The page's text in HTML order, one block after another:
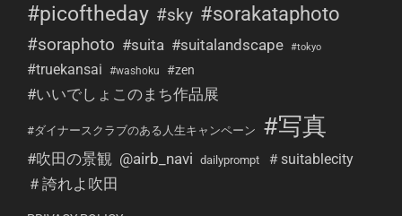
#picoftheday #sky #sorakataphoto
#soraphoto #suita #suitalandscape #tokyo
#truekansai #washoku #zen
#いいでしょこのまち作品展
#ダイナースクラブのある人生キャンペーン #写真
#吹田の景観 @airb_navi dailyprompt ＃suitablecity
＃誇れよ吹田